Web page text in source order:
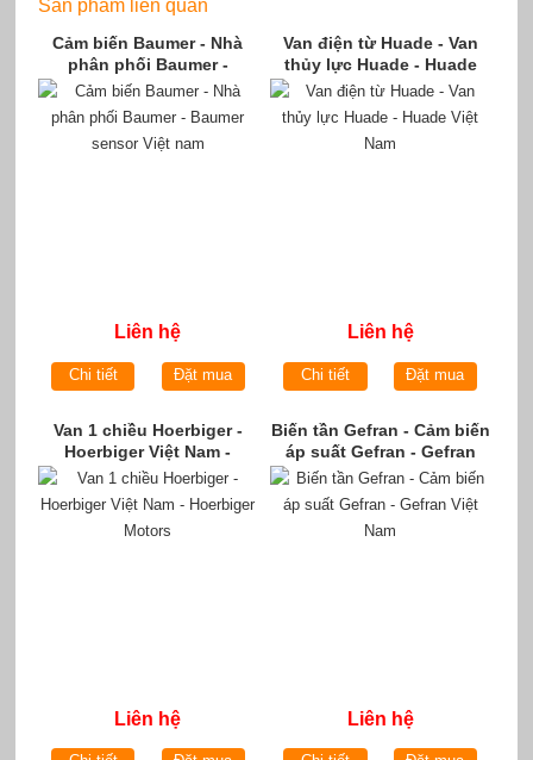
Sản phẩm liên quan
Cảm biến Baumer - Nhà
phân phối Baumer -
Baumer sensor Việt nam
Liên hệ
Chi tiết Đặt mua
Van điện từ Huade - Van
thủy lực Huade - Huade
Việt Nam
Liên hệ
Chi tiết Đặt mua
Van 1 chiều Hoerbiger -
Hoerbiger Việt Nam -
Hoerbiger Motors
Liên hệ
Biến tần Gefran - Cảm biến
áp suất Gefran - Gefran
Việt Nam
Liên hệ